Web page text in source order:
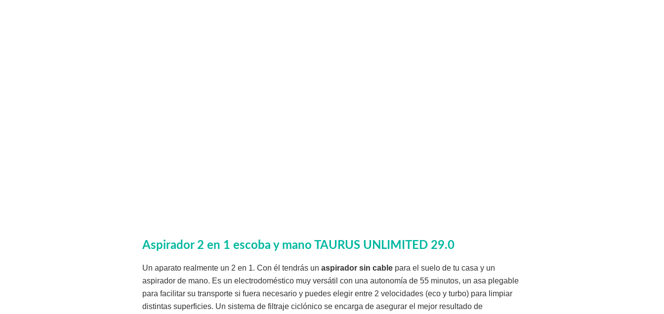
Aspirador 2 en 1 escoba y mano TAURUS UNLIMITED 29.0
Un aparato realmente un 2 en 1. Con él tendrás un aspirador sin cable para el suelo de tu casa y un
aspirador de mano. Es un electrodoméstico muy versátil con una autonomía de 55 minutos, un asa plegable
para facilitar su transporte si fuera necesario y puedes elegir entre 2 velocidades (eco y turbo) para limpiar
distintas superficies. Un sistema de filtraje ciclónico se encarga de asegurar el mejor resultado de